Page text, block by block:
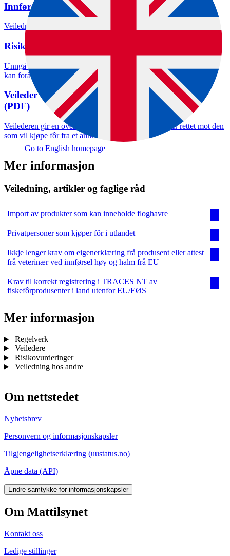
Go to English homepage
Velg oppgave
Innførsel av grovfôr
Veiledning til deg som skal importere fôr
Risiko ved å innføre grovfôr fra utlandet
Unngå planteskadegjørere, invaderende planter og smittestoff som
kan forårsake sykdom hos dyr og mennesker.
Veileder om import og samhandel med fôrvarer
(PDF)
Veilederen gir en oversikt over tekniske bestemmelser rettet mot den
som vil kjøpe fôr fra et annet land.
Mer informasjon
Veiledning, artikler og faglige råd
Import av produkter som kan inneholde floghavre
Privatpersoner som kjøper fôr i utlandet
Ikkje lenger krav om eigenerklæring frå produsent eller attest
frå veterinær ved innførsel høy og halm frå EU
Krav til korrekt registrering i TRACES NT av
fiskefôrprodusenter i land utenfor EU/EØS
Mer informasjon
Regelverk
Veiledere
Risikovurderinger
Veiledning hos andre
Om nettstedet
Nyhetsbrev
Personvern og informasjonskapsler
Tilgjengelighetserklæring (uustatus.no)
Åpne data (API)
Endre samtykke for informasjonskapsler
Om Mattilsynet
Kontakt oss
Ledige stillinger